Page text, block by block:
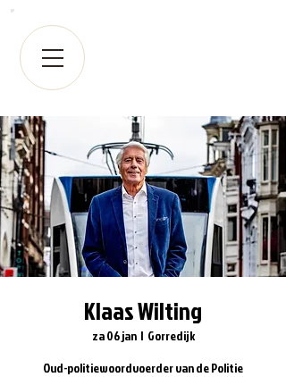
Klaas Wilting
za 06 jan
  |
Gorredijk
Oud-politiewoordvoerder van de Politie